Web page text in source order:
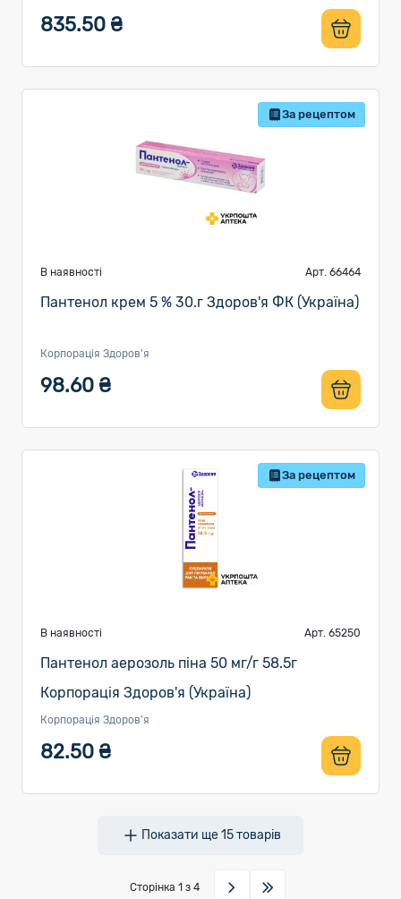
835.50 ₴
За рецептом
В наявності Арт. 66464
Пантенол крем 5 % 30.г Здоров'я ФК (Україна)
Корпорація Здоров'я
98.60 ₴
За рецептом
В наявності Арт. 65250
Пантенол аерозоль піна 50 мг/г 58.5г
Корпорація Здоров'я (Україна)
Корпорація Здоров'я
82.50 ₴
Показати ще15товарів
Сторінка 1 з 4